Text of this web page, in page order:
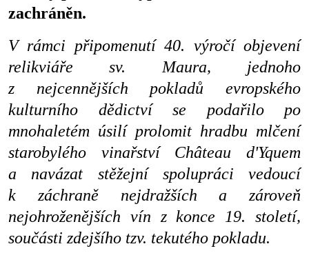
zachráněn.
V rámci připomenutí 40. výročí objevení
relikviáře sv. Maura, jednoho
z nejcennějších pokladů evropského
kulturního dědictví se podařilo po
mnohaletém úsilí prolomit hradbu mlčení
starobylého vinařství Château d'Yquem
a navázat stěžejní spolupráci vedoucí
k záchraně nejdražších a zároveň
nejohroženějších vín z konce 19. století,
součásti zdejšího tzv. tekutého pokladu.